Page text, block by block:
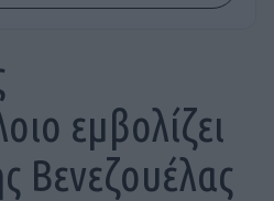
εμβολίζει
Βενεζουέλας